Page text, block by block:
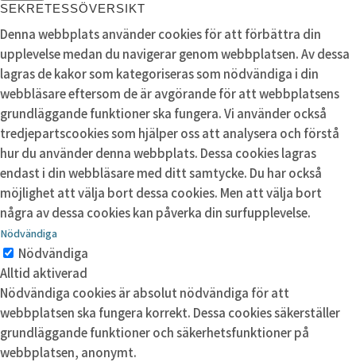
SEKRETESSÖVERSIKT
Denna webbplats använder cookies för att förbättra din
upplevelse medan du navigerar genom webbplatsen. Av dessa
lagras de kakor som kategoriseras som nödvändiga i din
webbläsare eftersom de är avgörande för att webbplatsens
grundläggande funktioner ska fungera. Vi använder också
tredjepartscookies som hjälper oss att analysera och förstå
hur du använder denna webbplats. Dessa cookies lagras
endast i din webbläsare med ditt samtycke. Du har också
möjlighet att välja bort dessa cookies. Men att välja bort
några av dessa cookies kan påverka din surfupplevelse.
Nödvändiga
Nödvändiga
Alltid aktiverad
Nödvändiga cookies är absolut nödvändiga för att
webbplatsen ska fungera korrekt. Dessa cookies säkerställer
grundläggande funktioner och säkerhetsfunktioner på
webbplatsen, anonymt.